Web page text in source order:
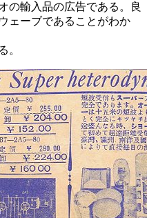
の輸入品の広告である。良
ェーブであることがわか
。